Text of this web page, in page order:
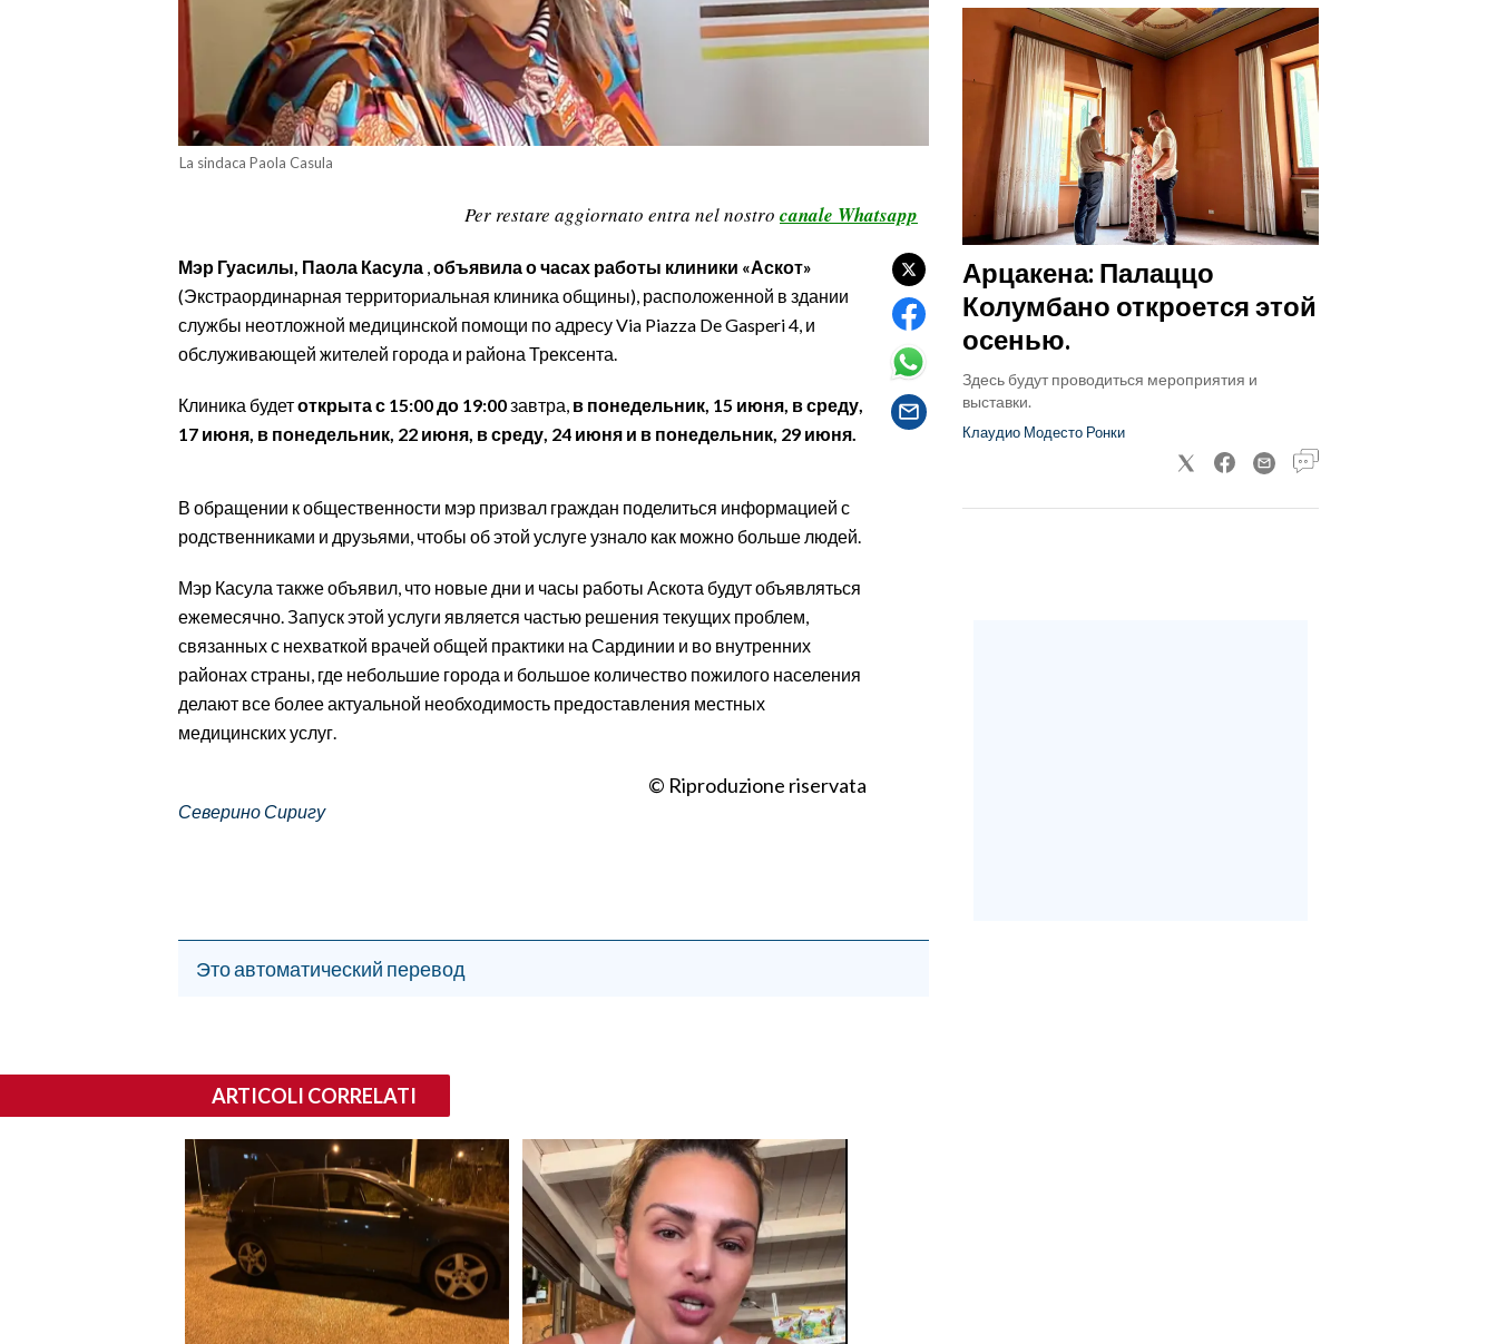
La sindaca Paola Casula
Per restare aggiornato entra nel nostro canale Whatsapp
Мэр Гуасилы, Паола Касула ,объявила о часах работы клиники «Аскот»
(Экстраординарная территориальная клиника общины), расположенной в здании
службы неотложной медицинской помощи по адресу Via Piazza De Gasperi 4, и
обслуживающей жителей города и района Трексента.
Клиника будетоткрытас 15:00 до 19:00завтра, в понедельник, 15 июня, в среду,
17 июня, в понедельник, 22 июня, в среду, 24 июня и в понедельник, 29 июня.
В обращении к общественности мэр призвал граждан поделиться информацией с
родственниками и друзьями, чтобы об этой услуге узнало как можно больше людей.
Мэр Касула также объявил, что новые дни и часы работы Аскота будут объявляться
ежемесячно. Запуск этой услуги является частью решения текущих проблем,
связанных с нехваткой врачей общей практики на Сардинии и во внутренних
районах страны, где небольшие города и большое количество пожилого населения
делают все более актуальной необходимость предоставления местных
медицинских услуг.
© Riproduzione riservata
Северино Сиригу
Это автоматический перевод
Арцакена: Палаццо
Колумбано откроется этой
осенью.
Здесь будут проводиться мероприятия и
выставки.
Клаудио Модесто Ронки
ARTICOLI CORRELATI